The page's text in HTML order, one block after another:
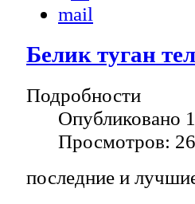
Белик туган
Подробности
Опубликовано
Просмотров:
последние и